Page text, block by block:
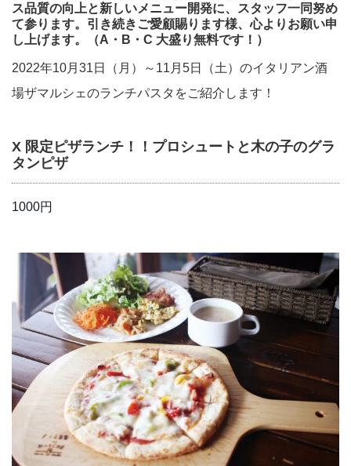
ス品質の向上と新しいメニュー開発に、スタッフ一同努め
て参ります。引き続きご愛顧賜ります様、心よりお願い申
し上げます。（A・B・C 大盛り無料です！）
2022年10月31日（月）～11月5日（土）のイタリアン酒
場ザマルシェのランチパスタをご紹介します！
X 限定ピザランチ！！プロシュートと木の子のグラ
タンピザ
1000円